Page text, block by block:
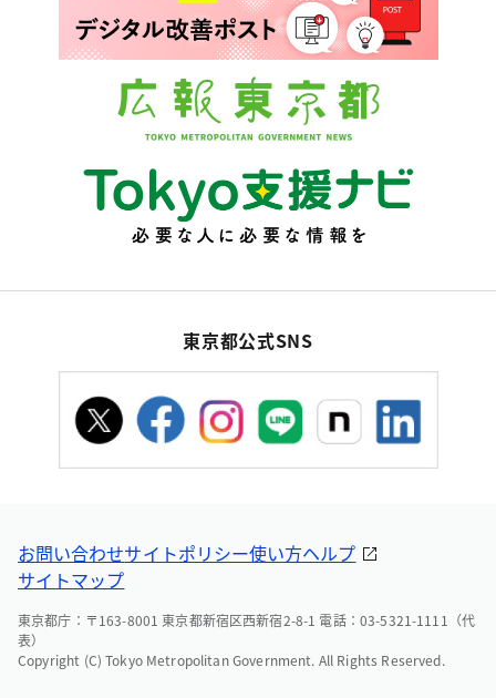
東京都公式SNS
お問い合わせサイトポリシー使い方ヘルプ
サイトマップ
東京都庁：〒163-8001 東京都新宿区西新宿2-8-1 電話：03-5321-1111（代
表）
Copyright (C) Tokyo Metropolitan Government. All Rights Reserved.